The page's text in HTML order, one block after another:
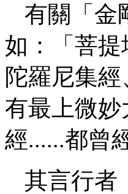
有關「金
如：「菩
陀羅尼集
有最上微
經......都曾
其言行者